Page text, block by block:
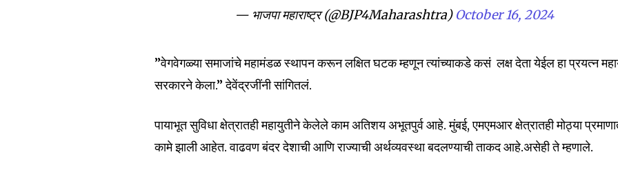
the subscribe button below. Don't worry, we respect your privacy and
won't spam your inbox. Your information is safe with us.
Fans Followers
— भाजपा महाराष्ट्र (@BJP4Maharashtra) October 16, 2024
”वेगवेगळ्या समाजांचे महामंडळ स्थापन करून लक्षित घटक म्हणून त्यांच्याकडे कसं लक्ष देता येईल हा प्रयत्न
सरकारने केला.” देवेंद्रजींनी सांगितलं.
पायाभूत सुविधा क्षेत्रातही महायुतीने केलेले काम अतिशय अभूतपुर्व आहे. मुंबई, एमएमआर क्षेत्रातही मोठ्या
कामे झाली आहेत. वाढवण बंदर देशाची आणि राज्याची अर्थव्यवस्था बदलण्याची ताकद आहे.असेही ते म्हणाले.